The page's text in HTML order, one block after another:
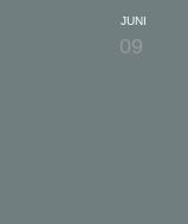
JUNI
09